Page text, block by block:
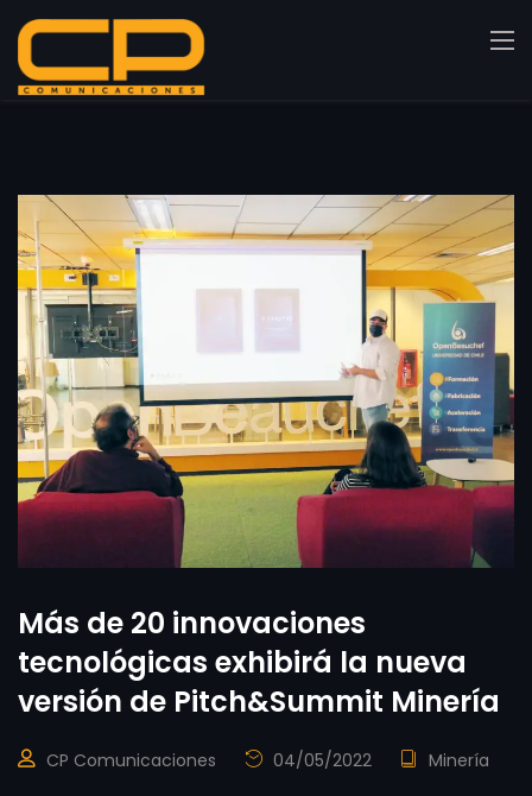
Más de 20 innovaciones
tecnológicas exhibirá la nueva
versión de Pitch&Summit Minería
CP Comunicaciones 04/05/2022 Minería